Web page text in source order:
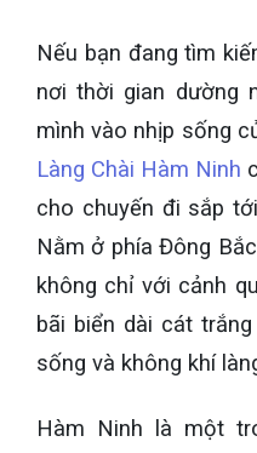
Nếu bạn đang tìm
nơi thời gian dường
mình vào nhịp sống
Làng Chài Hàm Ninh
cho chuyến đi sắp
Nằm ở phía Đông
không chỉ với cảnh
bãi biển dài cát
sống và không khí
Hàm Ninh là một